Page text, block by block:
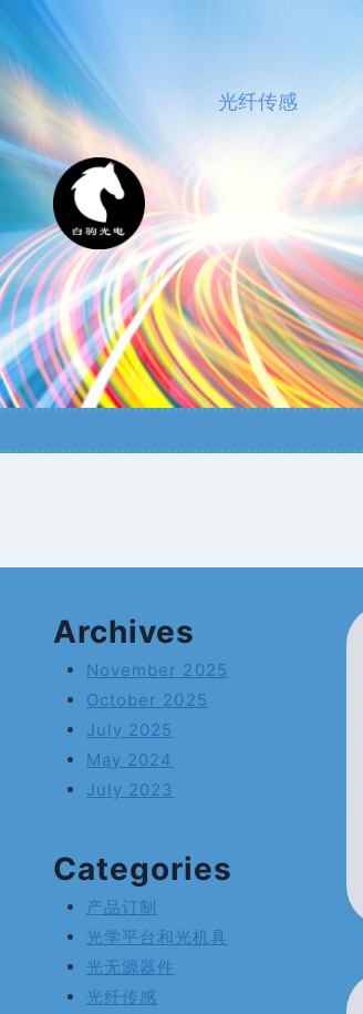
Skip
Content
光纤传感
Archives
November 2025
October 2025
July 2025
May 2024
July 2023
Categories
产品订制
光学平台和光机具
光无源器件
光纤传感